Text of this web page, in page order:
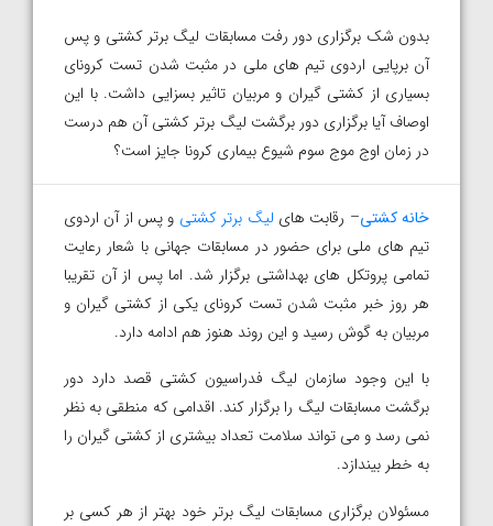
بدون شک برگزاری دور رفت مسابقات لیگ برتر کشتی و پس
آن برپایی اردوی تیم های ملی در مثبت شدن تست کرونای
بسیاری از کشتی گیران و مربیان تاثیر بسزایی داشت. با این
اوصاف آیا برگزاری دور برگشت لیگ برتر کشتی آن هم درست
در زمان اوج موج سوم شیوع بیماری کرونا جایز است؟
خانه کشتی– رقابت های لیگ برتر کشتی و پس از آن اردوی
تیم های ملی برای حضور در مسابقات جهانی با شعار رعایت
تمامی پروتکل های بهداشتی برگزار شد. اما پس از آن تقریبا
هر روز خبر مثبت شدن تست کرونای یکی از کشتی گیران و
مربیان به گوش رسید و این روند هنوز هم ادامه دارد.
با این وجود سازمان لیگ فدراسیون کشتی قصد دارد دور
برگشت مسابقات لیگ را برگزار کند. اقدامی که منطقی به نظر
نمی رسد و می تواند سلامت تعداد بیشتری از کشتی گیران را
به خطر بیندازد.
مسئولان برگزاری مسابقات لیگ برتر خود بهتر از هر کسی بر